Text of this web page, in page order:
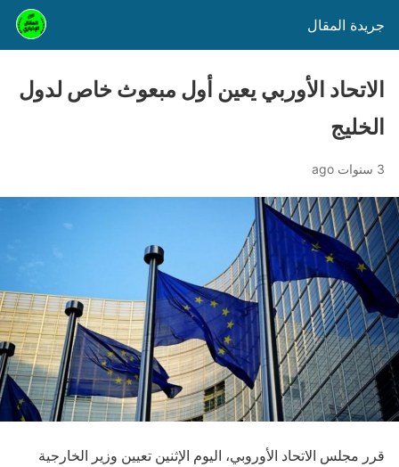
جريدة المقال
الاتحاد الأوربي يعين أول مبعوث خاص لدول
الخليج
3 سنوات ago
قرر مجلس الاتحاد الأوروبي، اليوم الإثنين تعيين وزير الخارجية